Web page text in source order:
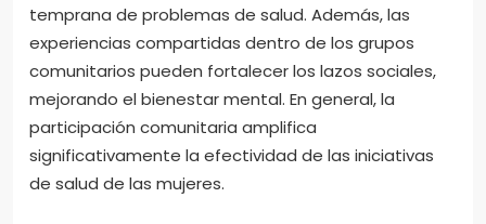
temprana de problemas de salud. Además, las
experiencias compartidas dentro de los grupos
comunitarios pueden fortalecer los lazos sociales,
mejorando el bienestar mental. En general, la
participación comunitaria amplifica
significativamente la efectividad de las iniciativas
de salud de las mujeres.